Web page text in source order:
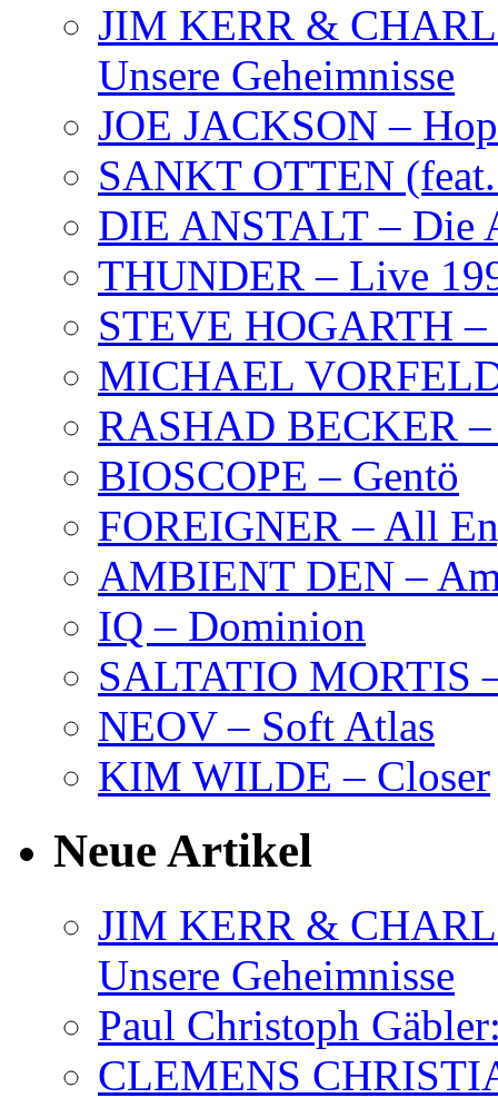
JIM KERR &
Unsere Geheimnisse
JOE JACKSON –
SANKT OTTEN
DIE ANSTALT – Die
THUNDER – Live
STEVE HOGARTH –
MICHAEL
RASHAD BECKER
BIOSCOPE – Gentö
FOREIGNER – All
AMBIENT DEN –
IQ – Dominion
SALTATIO MORTIS
NEOV – Soft Atlas
KIM WILDE – Closer
Neue Artikel
JIM KERR &
Unsere Geheimnisse
Paul Christoph
CLEMENS